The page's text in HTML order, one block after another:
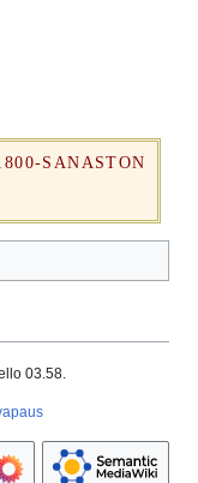
SANASTON
03.58.